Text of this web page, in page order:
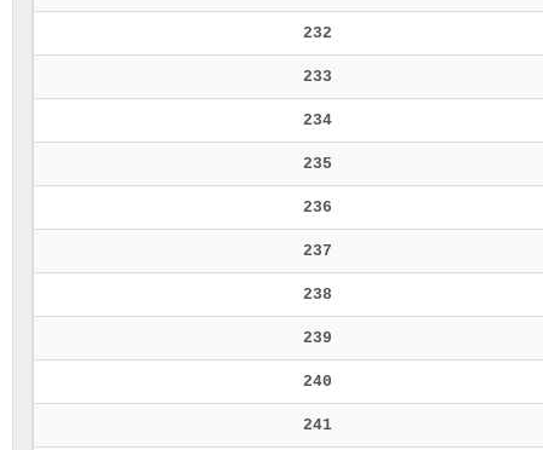
232
233
234
235
236
237
238
239
240
241